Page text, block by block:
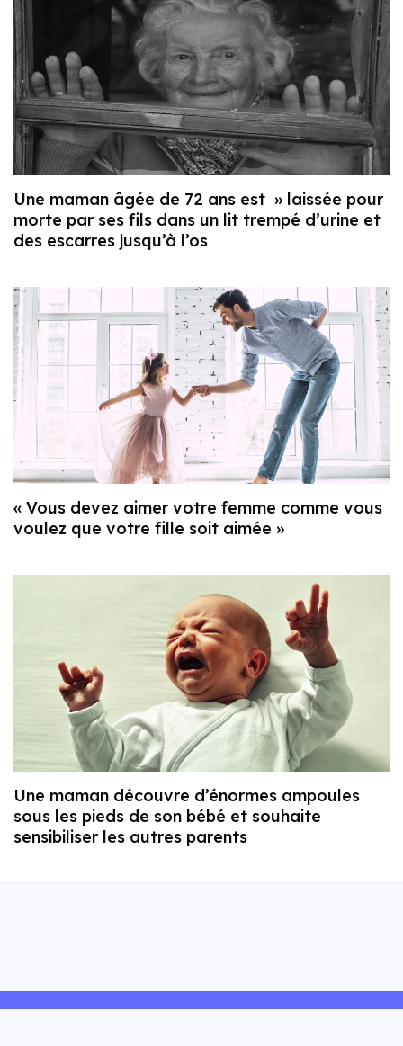
Une maman âgée de 72 ans est » laissée pour
morte par ses fils dans un lit trempé d’urine et
des escarres jusqu’à l’os
« Vous devez aimer votre femme comme vous
voulez que votre fille soit aimée »
Une maman découvre d’énormes ampoules
sous les pieds de son bébé et souhaite
sensibiliser les autres parents